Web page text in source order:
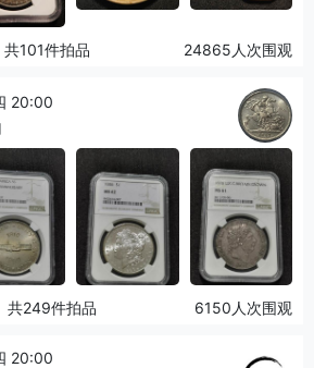
共101件拍品 24865人次围观
20:00
共249件拍品 6150人次围观
20:00